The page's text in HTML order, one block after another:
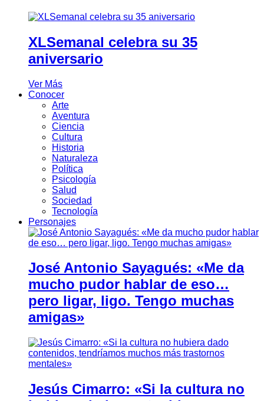
XLSemanal celebra su 35
aniversario
Ver Más
Conocer
Arte
Aventura
Ciencia
Cultura
Historia
Naturaleza
Política
Psicología
Salud
Sociedad
Tecnología
Personajes
José Antonio Sayagués: «Me da
mucho pudor hablar de eso…
pero ligar, ligo. Tengo muchas
amigas»
Jesús Cimarro: «Si la cultura no